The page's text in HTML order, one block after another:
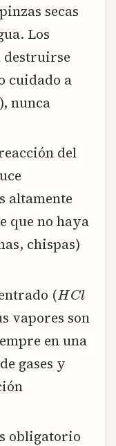
secas
Los
destruirse
cuidado a
nunca
del
altamente
que no haya
chispas)
(
vapores son
en una
gases y
obligatorio